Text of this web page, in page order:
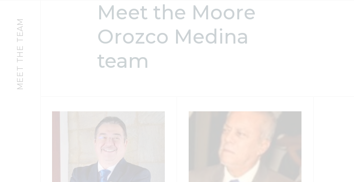
MEET THE TEAM
Meet the Moore
Orozco Medina
team